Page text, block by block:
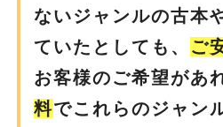
ないジャンルの古本
ていたとしても、 ご
お客様のご希望があ
料でこれらのジャン